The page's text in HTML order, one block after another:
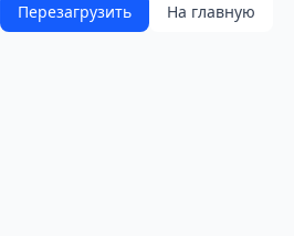
Перезагрузить На главную